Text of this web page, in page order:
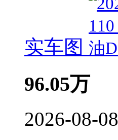
实车图
96.05万
2026-08-08